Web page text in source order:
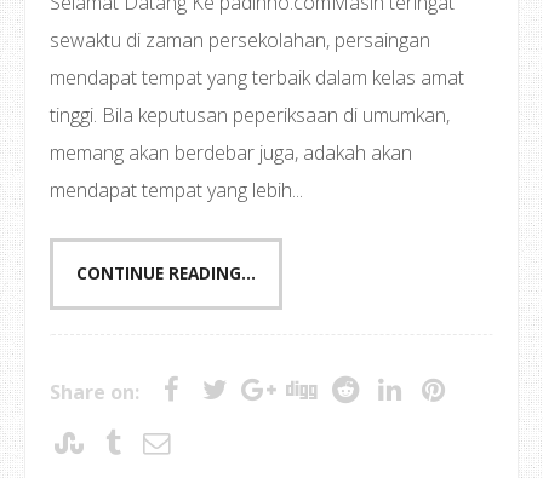
sewaktu di zaman persekolahan, persaingan
mendapat tempat yang terbaik dalam kelas amat
tinggi. Bila keputusan peperiksaan di umumkan,
memang akan berdebar juga, adakah akan
mendapat tempat yang lebih...
CONTINUE READING...
Share on: